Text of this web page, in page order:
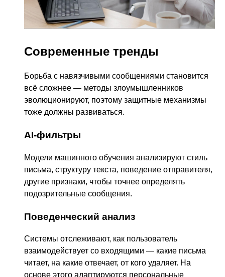
Современные тренды
Борьба с навязчивыми сообщениями становится
всё сложнее — методы злоумышленников
эволюционируют, поэтому защитные механизмы
тоже должны развиваться.
AI-фильтры
Модели машинного обучения анализируют стиль
письма, структуру текста, поведение отправителя,
другие признаки, чтобы точнее определять
подозрительные сообщения.
Поведенческий анализ
Системы отслеживают, как пользователь
взаимодействует со входящими — какие письма
читает, на какие отвечает, от кого удаляет. На
основе этого адаптируются персональные